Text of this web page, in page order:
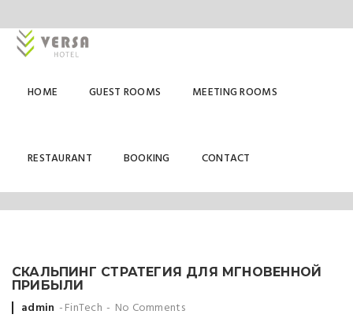
HOME GUEST ROOMS MEETING ROOMS
RESTAURANT BOOKING CONTACT
СКАЛЬПИНГ СТРАТЕГИЯ ДЛЯ МГНОВЕННОЙ
ПРИБЫЛИ
Posted
admin FinTech No Comments